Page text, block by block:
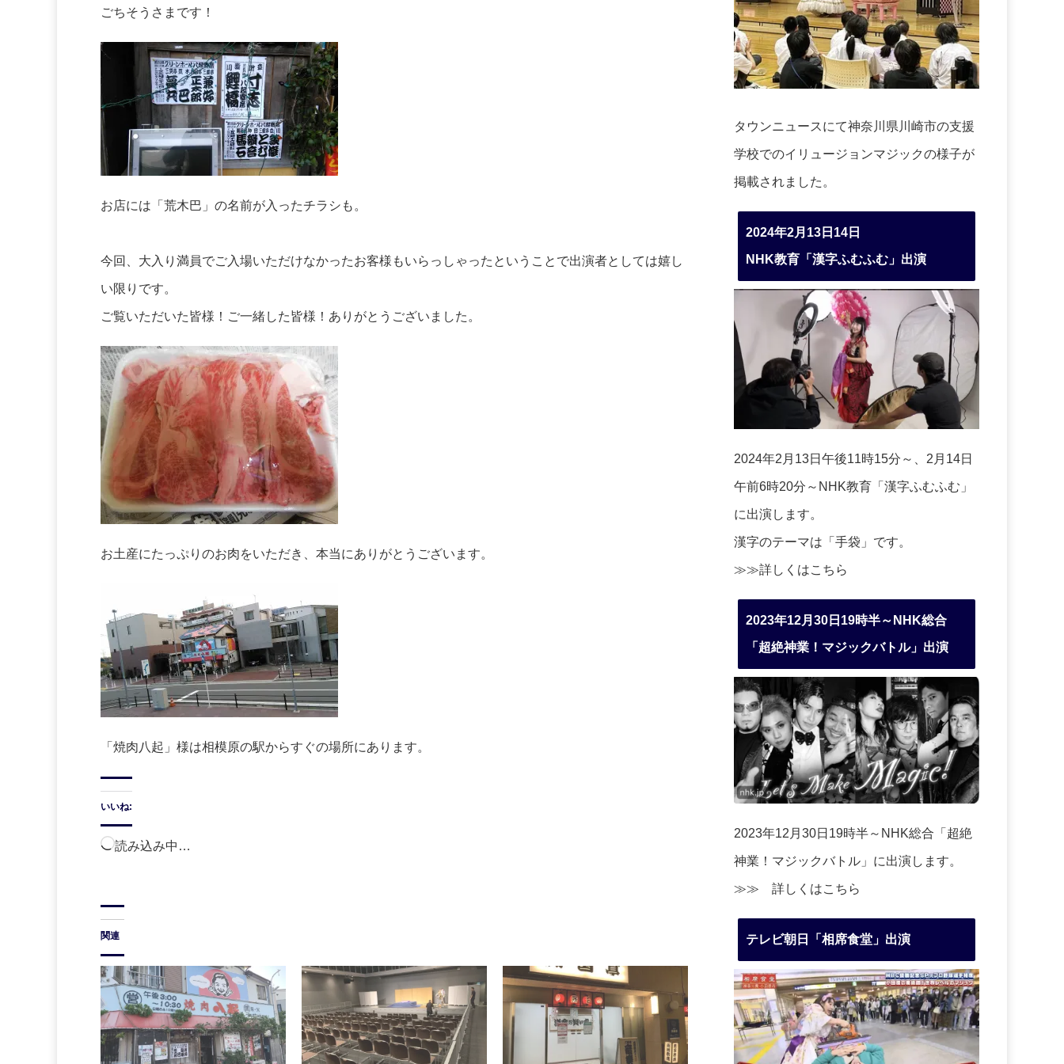
ごちそうさまです！
お店には「荒木巴」の名前が入ったチラシも。
今回、大入り満員でご入場いただけなかったお客様もいらっしゃったということで出演者としては嬉し
い限りです。
ご覧いただいた皆様！ご一緒した皆様！ありがとうございました。
お土産にたっぷりのお肉をいただき、本当にありがとうございます。
「焼肉八起」様は相模原の駅からすぐの場所にあります。
いいね:
読み込み中…
関連
タウンニュースにて神奈川県川崎市の支援
学校でのイリュージョンマジックの様子が
掲載されました。
2024年2月13日14日
NHK教育「漢字ふむふむ」出演
2024年2月13日午後11時15分～、2月14日
午前6時20分～NHK教育「漢字ふむふむ」
に出演します。
漢字のテーマは「手袋」です。
≫≫詳しくはこちら
2023年12月30日19時半～NHK総合
「超絶神業！マジックバトル」出演
2023年12月30日19時半～NHK総合「超絶
神業！マジックバトル」に出演します。
≫≫ 詳しくはこちら
テレビ朝日「相席食堂」出演